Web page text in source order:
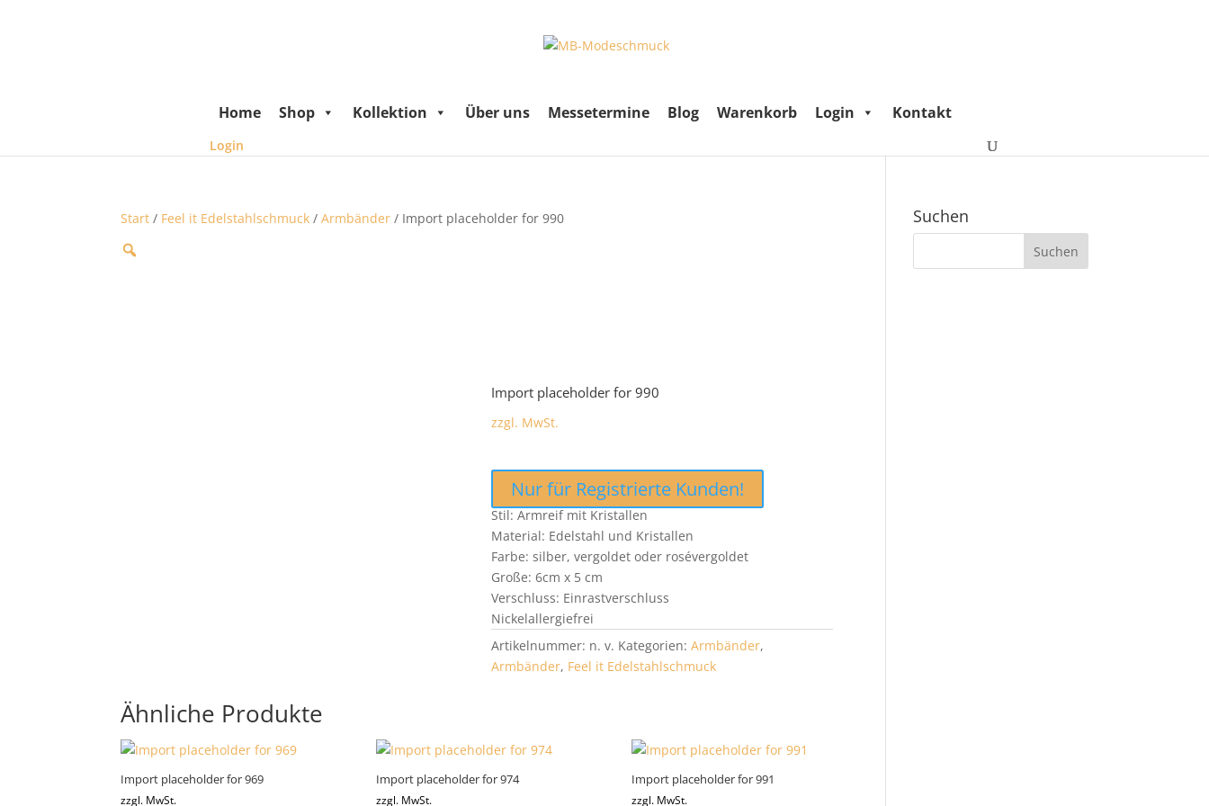
Home Shop Kollektion Über uns Messetermine Blog Warenkorb Login Kontakt
Login
Start / Feel it Edelstahlschmuck /Armbänder / Import placeholder for 990
Import placeholder for 990
zzgl. MwSt.
Nur für Registrierte Kunden!
Stil: Armreif mit Kristallen
Material: Edelstahl und Kristallen
Farbe: silber, vergoldet oder rosévergoldet
Große: 6cm x 5 cm
Verschluss: Einrastverschluss
Nickelallergiefrei
Artikelnummer: n. v. Kategorien:Armbänder,
Armbänder, Feel it Edelstahlschmuck
Ähnliche Produkte
Import placeholder for 969
zzgl. MwSt.
Import placeholder for 974
zzgl. MwSt.
Import placeholder for 991
zzgl. MwSt.
Suchen